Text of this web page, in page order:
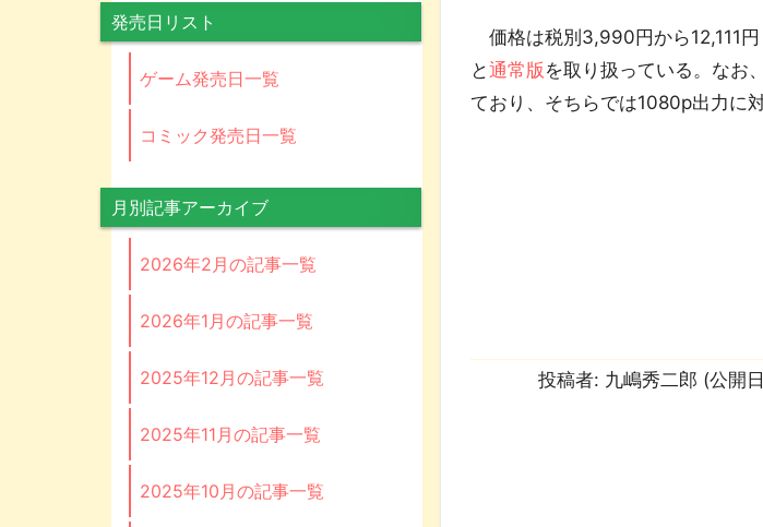
価格は税別3,990円から12,111
と通常版 を取り扱っている。なお
ており、そちらでは1080p出力に
投稿者: 九嶋秀二郎 (公開
発売日リスト
ゲーム発売日一覧
コミック発売日一覧
月別記事アーカイブ
2026年2月の記事一覧
2026年1月の記事一覧
2025年12月の記事一覧
2025年11月の記事一覧
2025年10月の記事一覧